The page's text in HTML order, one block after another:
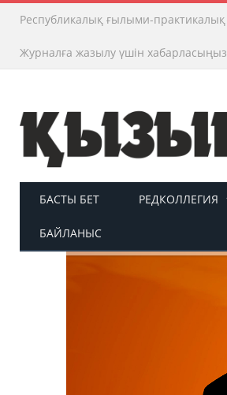
Республикалық ғылыми-
Журналға жазылу үшін
БАСТЫ БЕТ РЕДКОЛЛЕГИЯ
БАЙЛАНЫС